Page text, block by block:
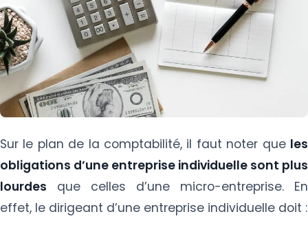
Sur le plan de la comptabilité, il faut noter que les
obligations d’une entreprise individuelle sont plus
lourdes que celles d’une micro-entreprise. En
effet, le dirigeant d’une entreprise individuelle doit :